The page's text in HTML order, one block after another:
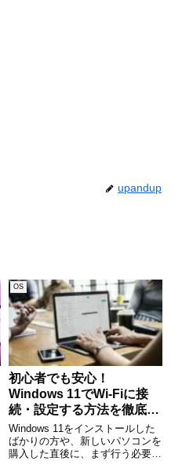
upandup
OS
初心者でも安心！
Windows 11でWi-Fiに接
続・設定する方法を徹底解
説
Windows 11をインストールした
ばかりの方や、新しいパソコンを
購入した直後に、まず行う必要が